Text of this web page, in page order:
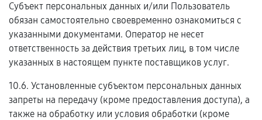
Субъект персональных данных и/или Пользователь
обязан самостоятельно своевременно ознакомиться с
указанными документами. Оператор не несет
ответственность за действия третьих лиц, в том числе
указанных в настоящем пункте поставщиков услуг.
10.6. Установленные субъектом персональных данных
запреты на передачу (кроме предоставления доступа), а
также на обработку или условия обработки (кроме